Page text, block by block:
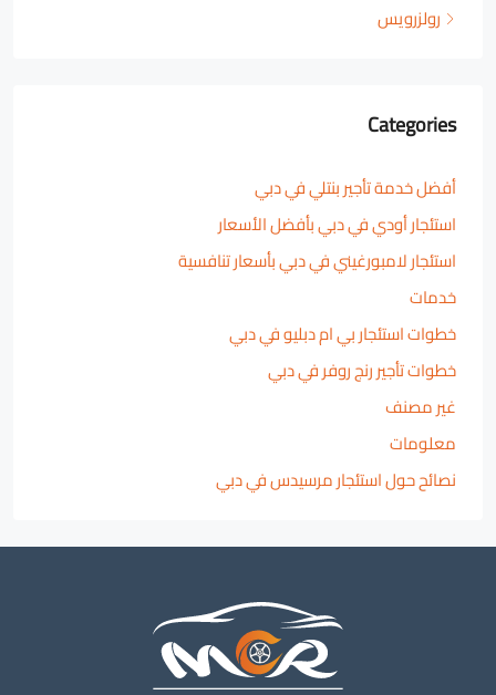
رولزرويس
Categories
أفضل خدمة تأجير بنتلي في دبي
استئجار أودي في دبي بأفضل الأسعار
استئجار لامبورغيني في دبي بأسعار تنافسية
خدمات
خطوات استئجار بي ام دبليو في دبي
خطوات تأجير رنج روفر في دبي
غير مصنف
معلومات
نصائح حول استئجار مرسيدس في دبي